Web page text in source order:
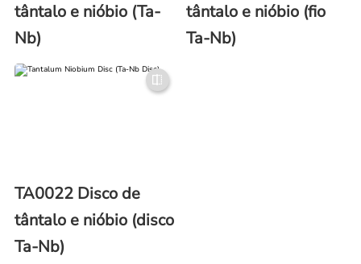
tântalo e nióbio (Ta-
Nb)
tântalo e nióbio (fio
Ta-Nb)
TA0022 Disco de
tântalo e nióbio (disco
Ta-Nb)